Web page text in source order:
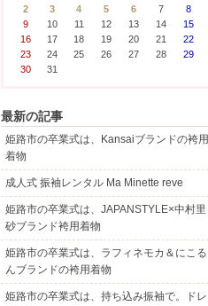
2
3 4 5 6 7
8
9
10 11 12 13 14
15
16
17 18 19 20 21
22
23
24 25 26 27 28
29
30
31
最新の記事
姫路市の卒業式は、Kansaiブランドの袴用
着物
成人式 振袖レンタル Ma Minette reve
姫路市の卒業式は、JAPANSTYLE×中村里
砂ブランド袴用着物
姫路市の卒業式は、ラフィネモカ＆にこる
んブランドの袴用着物
姫路市の卒業式は、持ち込み振袖で。ドレ